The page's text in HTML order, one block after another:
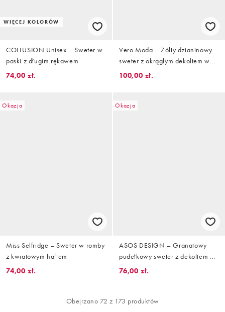
WIĘCEJ KOLORÓW
COLLUSION Unisex – Sweter w
paski z długim rękawem
74,00 zł.
Vero Moda – Żółty dzianinowy
sweter z okrągłym dekoltem w
kolorowe paski
100,00 zł.
Okazja
Miss Selfridge – Sweter w romby
z kwiatowym haftem
74,00 zł.
Okazja
ASOS DESIGN – Granatowy
pudełkowy sweter z dekoltem w
kształcie litery V, we wzór w
76,00 zł.
Obejrzano 72 z 173 produktów